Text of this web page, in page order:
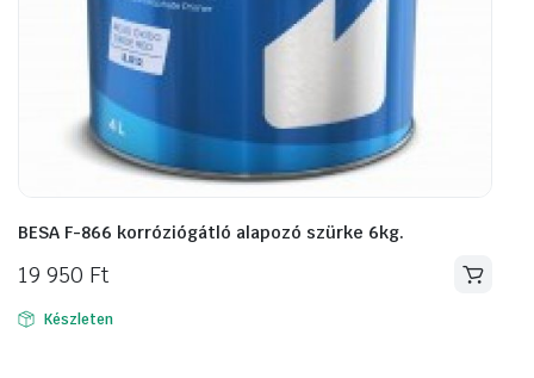
BESA F-866 korróziógátló alapozó szürke 6kg.
19 950 Ft
Készleten